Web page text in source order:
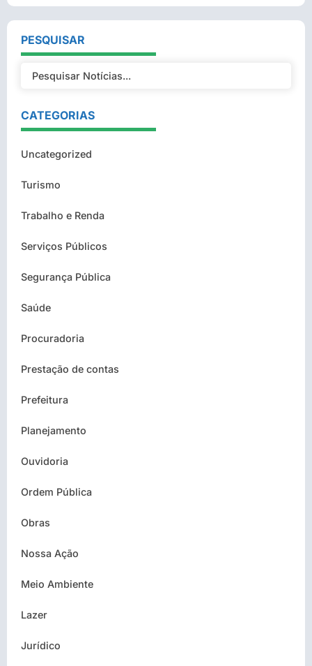
PESQUISAR
CATEGORIAS
Uncategorized
Turismo
Trabalho e Renda
Serviços Públicos
Segurança Pública
Saúde
Procuradoria
Prestação de contas
Prefeitura
Planejamento
Ouvidoria
Ordem Pública
Obras
Nossa Ação
Meio Ambiente
Lazer
Jurídico